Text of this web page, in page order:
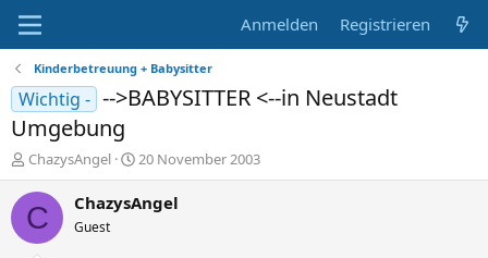
Anmelden Registrieren
Kinderbetreuung + Babysitter
Wichtig - -->BABYSITTER <--in Neustadt
Umgebung
E
r
s
t
ChazysAngel
E
r
s
20 November 2003
C ChazysAngel
Guest